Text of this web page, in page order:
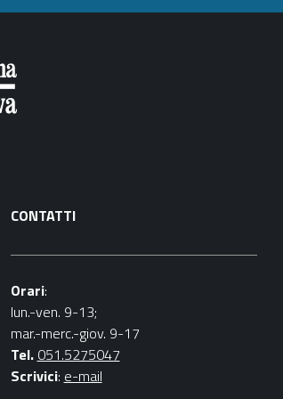
CONTATTI
Orari:
lun.-ven. 9-13;
mar.-merc.-giov. 9-17
Tel. 051.5275047
Scrivici: e-mail